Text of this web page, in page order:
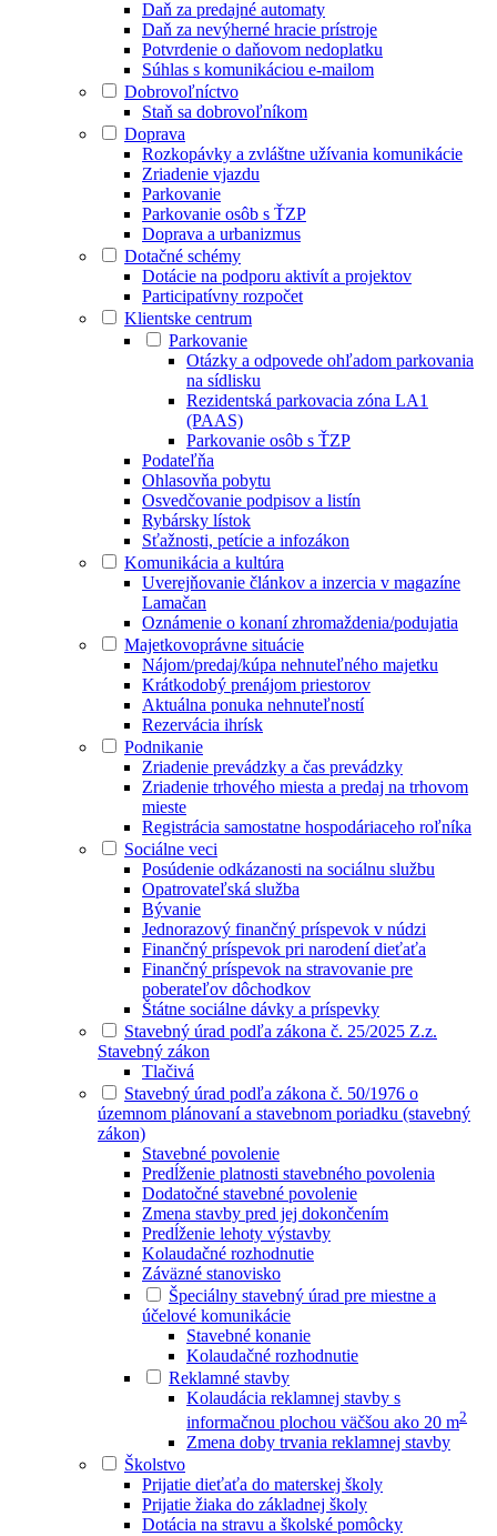
Daň za predajné automaty
Daň za nevýherné hracie prístroje
Potvrdenie o daňovom nedoplatku
Súhlas s komunikáciou e-mailom
Dobrovoľníctvo
Staň sa dobrovoľníkom
Doprava
Rozkopávky a zvláštne užívania komunikácie
Zriadenie vjazdu
Parkovanie
Parkovanie osôb s ŤZP
Doprava a urbanizmus
Dotačné schémy
Dotácie na podporu aktivít a projektov
Participatívny rozpočet
Klientske centrum
Parkovanie
Otázky a odpovede ohľadom parkovania
na sídlisku
Rezidentská parkovacia zóna LA1
(PAAS)
Parkovanie osôb s ŤZP
Podateľňa
Ohlasovňa pobytu
Osvedčovanie podpisov a listín
Rybársky lístok
Sťažnosti, petície a infozákon
Komunikácia a kultúra
Uverejňovanie článkov a inzercia v magazíne
Lamačan
Oznámenie o konaní zhromaždenia/podujatia
Majetkovoprávne situácie
Nájom/predaj/kúpa nehnuteľného majetku
Krátkodobý prenájom priestorov
Aktuálna ponuka nehnuteľností
Rezervácia ihrísk
Podnikanie
Zriadenie prevádzky a čas prevádzky
Zriadenie trhového miesta a predaj na trhovom
mieste
Registrácia samostatne hospodáriaceho roľníka
Sociálne veci
Posúdenie odkázanosti na sociálnu službu
Opatrovateľská služba
Bývanie
Jednorazový finančný príspevok v núdzi
Finančný príspevok pri narodení dieťaťa
Finančný príspevok na stravovanie pre
poberateľov dôchodkov
Štátne sociálne dávky a príspevky
Stavebný úrad podľa zákona č. 25/2025 Z.z.
Stavebný zákon
Tlačivá
Stavebný úrad podľa zákona č. 50/1976 o
územnom plánovaní a stavebnom poriadku (stavebný
zákon)
Stavebné povolenie
Predĺženie platnosti stavebného povolenia
Dodatočné stavebné povolenie
Zmena stavby pred jej dokončením
Predĺženie lehoty výstavby
Kolaudačné rozhodnutie
Záväzné stanovisko
Špeciálny stavebný úrad pre miestne a
účelové komunikácie
Stavebné konanie
Kolaudačné rozhodnutie
Reklamné stavby
Kolaudácia reklamnej stavby s
informačnou plochou väčšou ako 20 m2
Zmena doby trvania reklamnej stavby
Školstvo
Prijatie dieťaťa do materskej školy
Prijatie žiaka do základnej školy
Dotácia na stravu a školské pomôcky